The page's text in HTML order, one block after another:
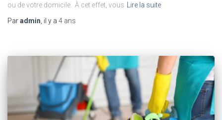
ou de votre domicile. À cet effet, vous
Lire la suite
Paradmin , il y a 4 ans